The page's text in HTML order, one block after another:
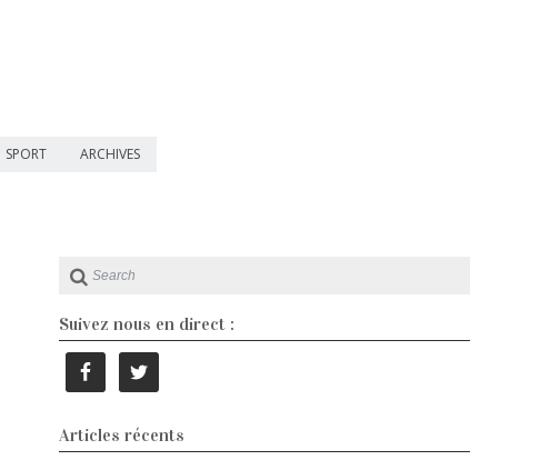
SPORT ARCHIVES
Suivez nous en direct :
Articles récents